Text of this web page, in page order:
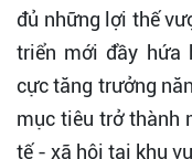
đủ những lợi thế
triển mới đầy hứa
cực tăng trưởng
mục tiêu trở thành
tế - xã hội tại khu